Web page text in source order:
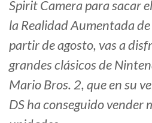
Spirit Camera para sacar
la Realidad Aumentada
partir de agosto, vas a
grandes clásicos de
Mario Bros. 2, que en su
DS ha conseguido vender